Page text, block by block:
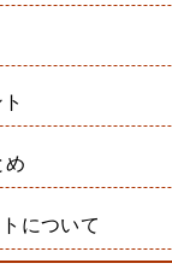
について